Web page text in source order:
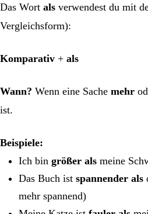
Das Wort als verwendest du mit
Vergleichsform):
Komparativ + als
Wann? Wenn eine Sache mehr
ist.
Beispiele:
Ich bin größer als meine
Das Buch ist spannender als
mehr spannend)